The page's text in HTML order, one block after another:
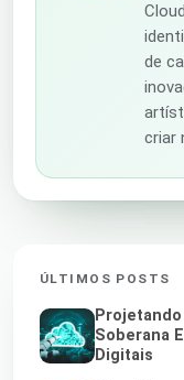
de
criar
ÚLTIMOS POSTS
Soberana
Digitais